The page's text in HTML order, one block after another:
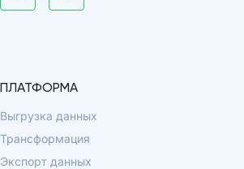
ПЛАТФОРМА
Выгрузка данных
Трансформация
Экспорт данных